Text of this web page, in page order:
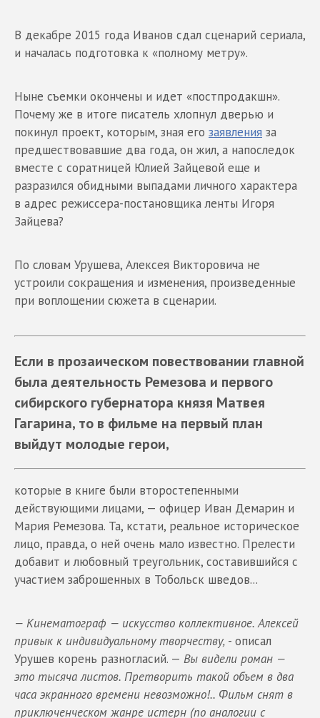
В декабре 2015 года Иванов сдал сценарий сериала,
и началась подготовка к «полному метру».
Ныне съемки окончены и идет «постпродакшн».
Почему же в итоге писатель хлопнул дверью и
покинул проект, которым, зная его заявления за
предшествовавшие два года, он жил, а напоследок
вместе с соратницей Юлией Зайцевой еще и
разразился обидными выпадами личного характера
в адрес режиссера-постановщика ленты Игоря
Зайцева?
По словам Урушева, Алексея Викторовича не
устроили сокращения и изменения, произведенные
при воплощении сюжета в сценарии.
Если в прозаическом повествовании главной
была деятельность Ремезова и первого
сибирского губернатора князя Матвея
Гагарина, то в фильме на первый план
выйдут молодые герои,
которые в книге были второстепенными
действующими лицами, — офицер Иван Демарин и
Мария Ремезова. Та, кстати, реальное историческое
лицо, правда, о ней очень мало известно. Прелести
добавит и любовный треугольник, составившийся с
участием заброшенных в Тобольск шведов...
— Кинематограф — искусство коллективное. Алексей
привык к индивидуальному творчеству, - описал
Урушев корень разногласий. — Вы видели роман —
это тысяча листов. Претворить такой объем в два
часа экранного времени невозможно!.. Фильм снят в
приключенческом жанре истерн (по аналогии с